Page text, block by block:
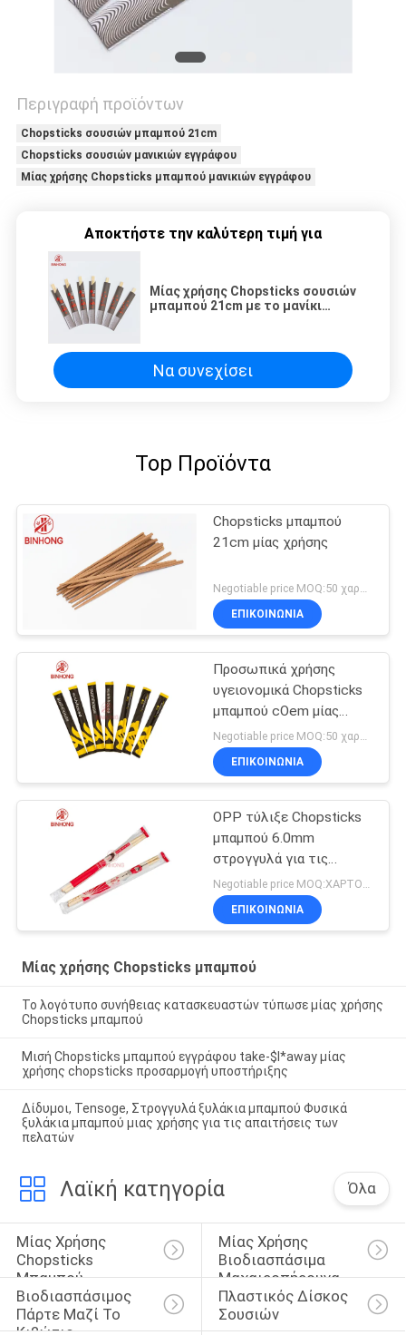
Περιγραφή προϊόντων
Chopsticks σουσιών μπαμπού 21cm
Chopsticks σουσιών μανικιών εγγράφου
Μίας χρήσης Chopsticks μπαμπού μανικιών εγγράφου
Αποκτήστε την καλύτερη τιμή για
Μίας χρήσης Chopsticks σουσιών
μπαμπού 21cm με το μανίκι
Να συνεχίσει
Top Προϊόντα
Chopsticks μπαμπού
21cm μίας χρήσης
Negotiable price MOQ:50 χαρτοκιβώτιο
ΕΠΙΚΟΙΝΩΝΙΑ
Προσωπικά χρήσης
υγειονομικά Chopsticks
μπαμπού cOem μίας
χρήσης
ΕΠΙΚΟΙΝΩΝΙΑ
OPP τύλιξε Chopsticks
μπαμπού 6.0mm
στρογγυλά για τις
εκκλησίες
ΕΠΙΚΟΙΝΩΝΙΑ
Μίας χρήσης Chopsticks μπαμπού
Το λογότυπο συνήθειας κατασκευαστών τύπωσε μίας χρήσης
Chopsticks μπαμπού
Μισή Chopsticks μπαμπού εγγράφου take-$l*away μίας
χρήσης chopsticks προσαρμογή υποστήριξης
Δίδυμοι, Tensoge, Στρογγυλά ξυλάκια μπαμπού Φυσικά
ξυλάκια μπαμπού μιας χρήσης για τις απαιτήσεις των
πελατών
Λαϊκή κατηγορία Όλα
Μίας Χρήσης
Chopsticks
Μπαμπού
Μίας Χρήσης
Βιοδιασπάσιμα
Μαχαιροπήρουνα
Βιοδιασπάσιμος
Πάρτε Μαζί Το
Πλαστικός Δίσκος
Σουσιών